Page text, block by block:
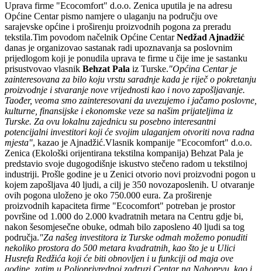
Uprava firme "Ecocomfort" d.o.o. Zenica uputila je na adresu
Općine Centar pismo namjere o ulaganju na području ove
sarajevske općine i proširenju proizvodnih pogona za preradu
tekstila.Tim povodom načelnik Općine CentarNedžad Ajnadžić
danas je organizovao sastanak radi upoznavanja sa poslovnim
prijedlogom koji je ponudila uprava te firme u čije ime je sastanku
prisustvovao vlasnik Behzat Pala iz Turske."Općina Centar je
zainteresovana za bilo koju vrstu saradnje kada je riječ o pokretanju
proizvodnje i stvaranje nove vrijednosti kao i novo zapošljavanje.
Taođer, veoma smo zainteresovani da uvezujemo i jačamo poslovne,
kulturne, finansijske i ekonomske veze sa našim prijateljima iz
Turske. Za ovu lokalnu zajednicu su posebno interesantni
potencijalni investitori koji će svojim ulaganjem otvoriti nova radna
mjesta", kazao je Ajnadžić.Vlasnik kompanije "Ecocomfort" d.o.o.
Zenica (Ekološki orijentirana tekstilna kompanija) Behzat Pala je
predstavio svoje dugogodišnje iskustvo stečeno radom u tekstilnoj
industriji. Prošle godine je u Zenici otvorio novi proizvodni pogon u
kojem zapošljava 40 ljudi, a cilj je 350 novozaposlenih. U otvaranje
ovih pogona uloženo je oko 750.000 eura. Za proširenje
proizvodnih kapaciteta firme "Ecocomfort" potreban je prostor
površine od 1.000 do 2.000 kvadratnih metara na Centru gdje bi,
nakon šesomjesečne obuke, odmah bilo zaposleno 40 ljudi sa tog
područja."Za našeg investitora iz Turske odmah možemo ponuditi
nekoliko prostora do 500 metara kvadratnih, kao što je u Ulici
Husrefa Redžića koji će biti obnovljen i u funkciji od maja ove